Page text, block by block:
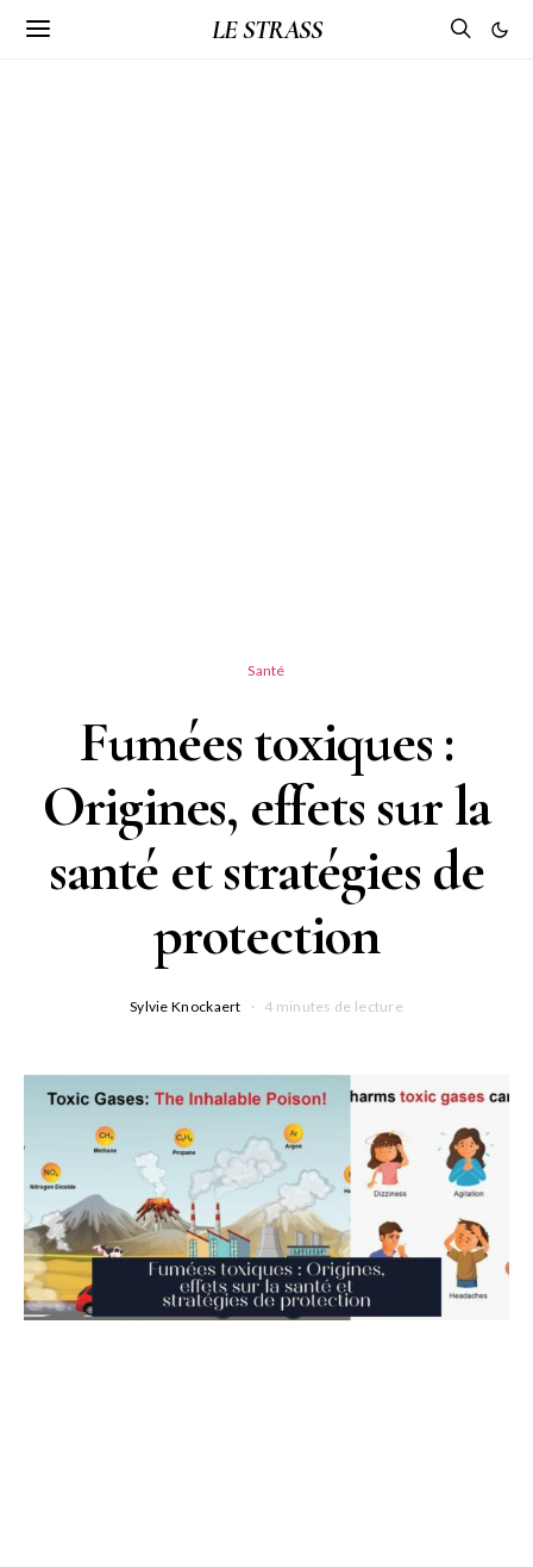
LE STRASS
Santé
Fumées toxiques :
Origines, effets sur la
santé et stratégies de
protection
Sylvie Knockaert 4 minutes de lecture